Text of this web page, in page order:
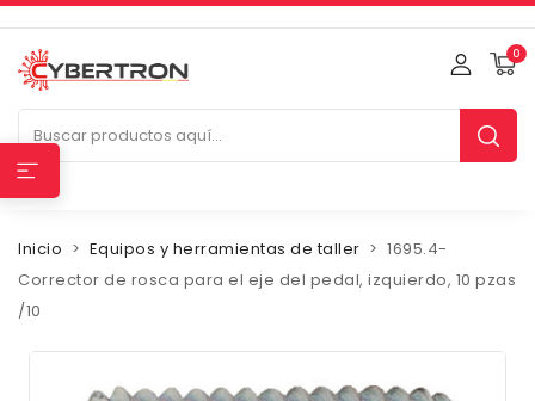
0
Inicio Equipos y herramientas de taller
1695.4-
Corrector de rosca para el eje del pedal, izquierdo, 10 pzas
/10